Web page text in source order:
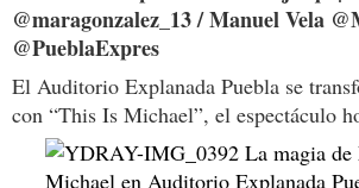
@maragonzalez_13 / Manuel Vela
@PueblaExpres
El Auditorio Explanada Puebla se
con “This Is Michael”, el espectáculo